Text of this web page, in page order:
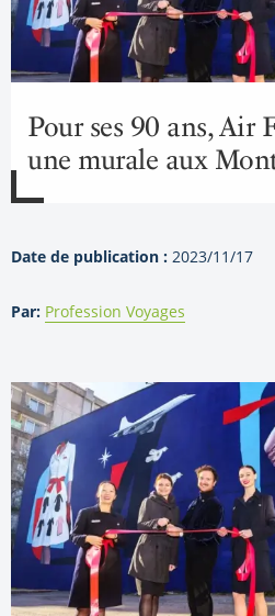
Pour ses 90 ans, Air
une murale aux
Date de publication : 2023/11/17
Par: Profession Voyages